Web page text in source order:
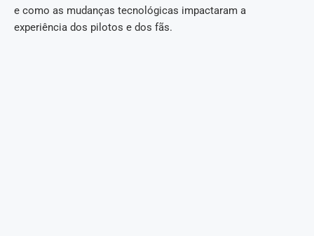
e como as mudanças tecnológicas impactaram a
experiência dos pilotos e dos fãs.